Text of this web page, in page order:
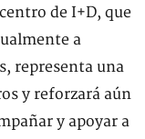
de I+D, que
a
representa una
y reforzará aún
y apoyar a